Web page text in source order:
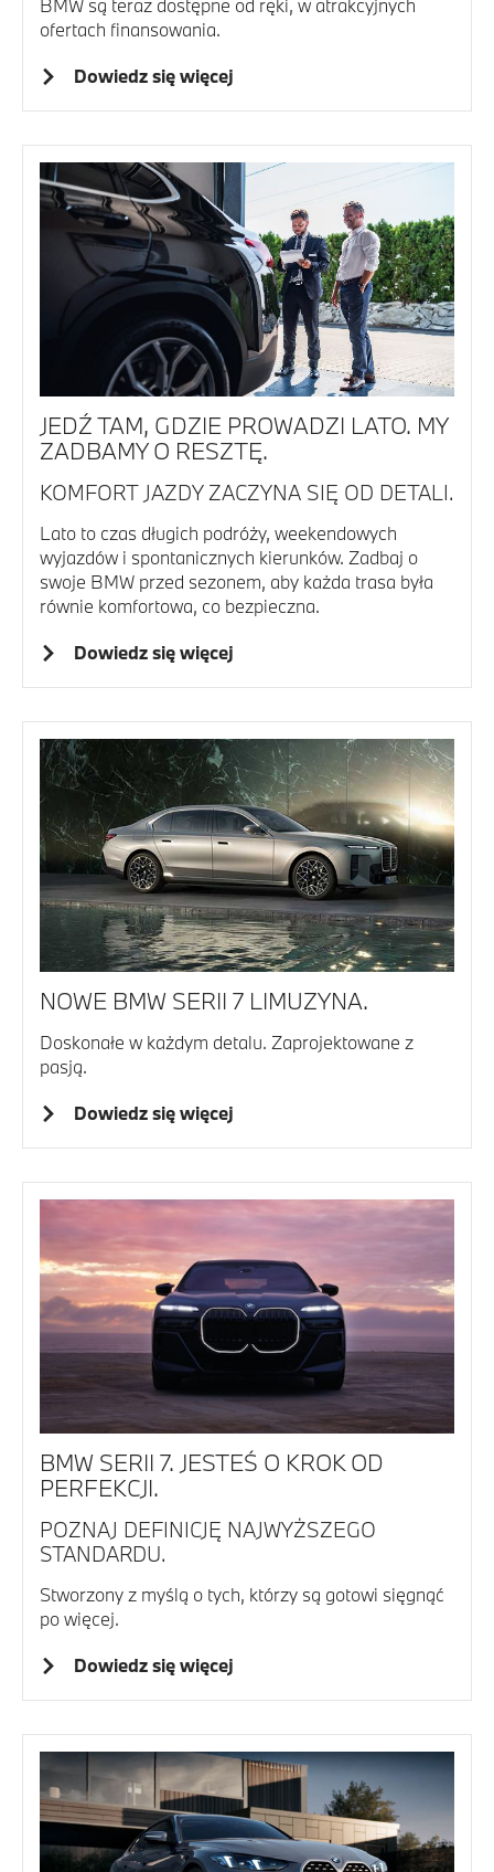
BMW są teraz dostępne od ręki, w atrakcyjnych
ofertach finansowania.
Dowiedz się więcej
JEDŹ TAM, GDZIE PROWADZI LATO. MY
ZADBAMY O RESZTĘ.
KOMFORT JAZDY ZACZYNA SIĘ OD DETALI.
Lato to czas długich podróży, weekendowych
wyjazdów i spontanicznych kierunków. Zadbaj o
swoje BMW przed sezonem, aby każda trasa była
równie komfortowa, co bezpieczna.
Dowiedz się więcej
NOWE BMW SERII 7 LIMUZYNA.
Doskonałe w każdym detalu. Zaprojektowane z
pasją.
Dowiedz się więcej
BMW SERII 7. JESTEŚ O KROK OD
PERFEKCJI.
POZNAJ DEFINICJĘ NAJWYŻSZEGO
STANDARDU.
Stworzony z myślą o tych, którzy są gotowi sięgnąć
po więcej.
Dowiedz się więcej